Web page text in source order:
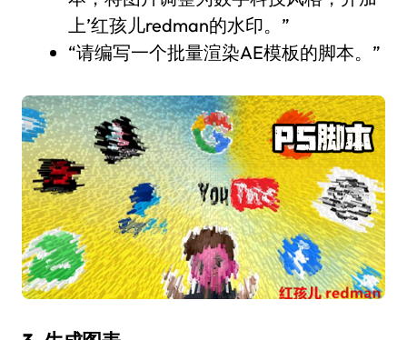
上’红孩儿redman的水印。”
“请编写一个批量渲染AE模板的脚本。”